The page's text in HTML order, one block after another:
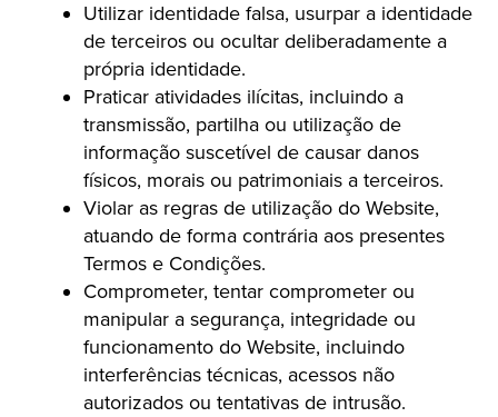
Utilizar identidade falsa, usurpar a identidade
de terceiros ou ocultar deliberadamente a
própria identidade.
Praticar atividades ilícitas, incluindo a
transmissão, partilha ou utilização de
informação suscetível de causar danos
físicos, morais ou patrimoniais a terceiros.
Violar as regras de utilização do Website,
atuando de forma contrária aos presentes
Termos e Condições.
Comprometer, tentar comprometer ou
manipular a segurança, integridade ou
funcionamento do Website, incluindo
interferências técnicas, acessos não
autorizados ou tentativas de intrusão.